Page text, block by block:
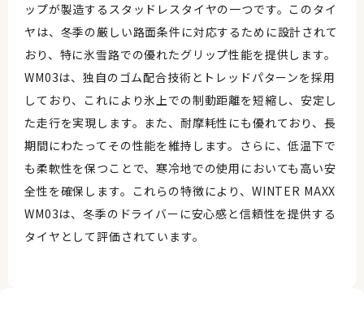
ップが製造するスタッドレスタイヤの一つです。このタイ
ヤは、冬季の厳しい路面条件に対応するために設計されて
おり、特に氷雪路での優れたグリップ性能を提供します。
WM03は、独自のゴム配合技術とトレッドパターンを採用
しており、これにより氷上での制動距離を短縮し、安定し
た走行を実現します。また、耐摩耗性にも優れており、長
期間にわたってその性能を維持します。さらに、低温下で
も柔軟性を保つことで、寒冷地での使用においても高い安
全性を確保します。これらの特徴により、WINTER MAXX
WM03は、冬季のドライバーに安心感と信頼性を提供する
タイヤとして評価されています。